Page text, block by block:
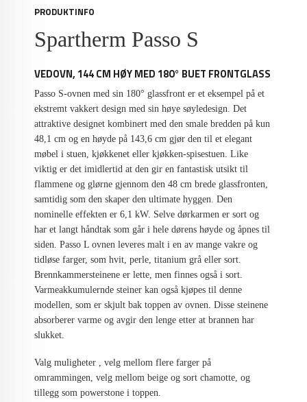
PRODUKTINFO
Spartherm Passo S
VEDOVN, 144 CM HØY MED 180° BUET FRONTGLASS
Passo S-ovnen med sin 180° glassfront er et eksempel på et
ekstremt vakkert design med sin høye søyledesign. Det
attraktive designet kombinert med den smale bredden på kun
48,1 cm og en høyde på 143,6 cm gjør den til et elegant
møbel i stuen, kjøkkenet eller kjøkken-spisestuen. Like
viktig er det imidlertid at den gir en fantastisk utsikt til
flammene og glørne gjennom den 48 cm brede glassfronten,
samtidig som den skaper den ultimate hyggen. Den
nominelle effekten er 6,1 kW. Selve dørkarmen er sort og
har et langt håndtak som går i hele dørens høyde og åpnes til
siden. Passo L ovnen leveres malt i en av mange vakre og
tidløse farger, som hvit, perle, titanium grå eller sort.
Brennkammersteinene er lette, men finnes også i sort.
Varmeakkumulernde steiner kan også kjøpes til denne
modellen, som er skjult bak toppen av ovnen. Disse steinene
absorberer varme og avgir den lenge etter at brannen har
slukket.
Valg muligheter , velg mellom flere farger på
omrammingen, velg mellom beige og sort chamotte, og
tillegg som powerstone i toppen.